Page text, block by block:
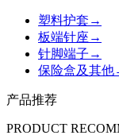
塑料护套 →
板端针座 →
针脚端子 →
保险盒及其他
产品推荐
PRODUCT